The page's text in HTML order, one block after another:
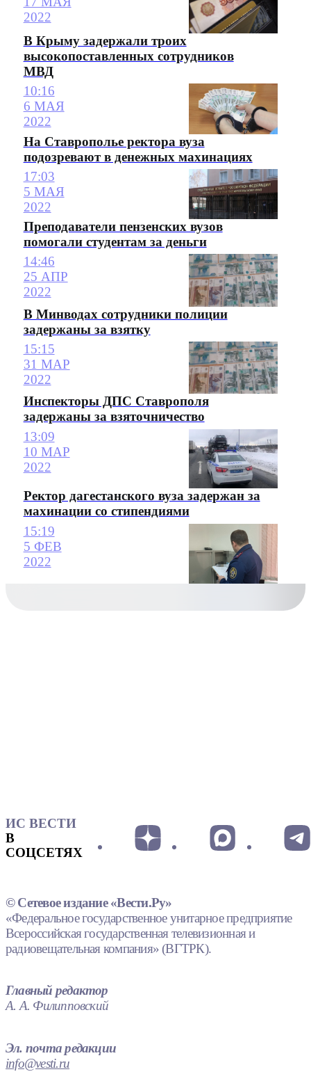
2022
В Крыму задержали троих
высокопоставленных сотрудников
МВД
10:16
6 МАЯ
2022
На Ставрополье ректора вуза
подозревают в денежных махинациях
17:03
5 МАЯ
2022
Преподаватели пензенских вузов
помогали студентам за деньги
14:46
25 АПР
2022
В Минводах сотрудники полиции
задержаны за взятку
15:15
31 МАР
2022
Инспекторы ДПС Ставрополя
задержаны за взяточничество
13:09
10 МАР
2022
Ректор дагестанского вуза задержан за
махинации со стипендиями
15:19
5 ФЕВ
2022
ИС ВЕСТИ
В
СОЦСЕТЯХ
© Сетевое издание «Вести.Ру»
«Федеральное государственное унитарное предприятие
Всероссийская государственная телевизионная и
радиовещательная компания» (ВГТРК).
Главный редактор
А. А. Филипповский
Эл. почта редакции
info@vesti.ru